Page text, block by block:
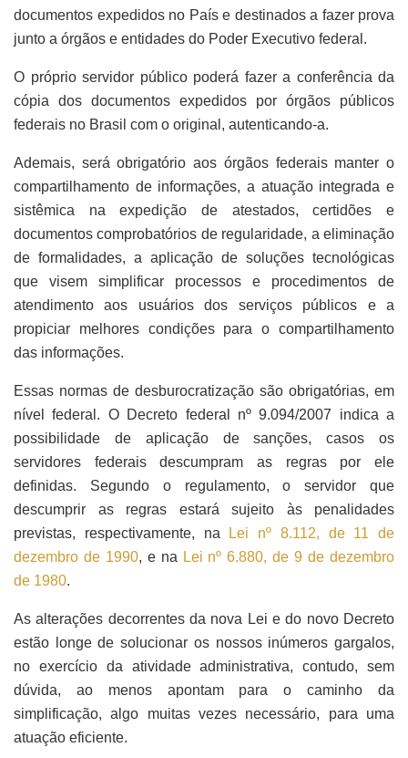
documentos expedidos no País e destinados a fazer prova
junto a órgãos e entidades do Poder Executivo federal.
O próprio servidor público poderá fazer a conferência da
cópia dos documentos expedidos por órgãos públicos
federais no Brasil com o original, autenticando-a.
Ademais, será obrigatório aos órgãos federais manter o
compartilhamento de informações, a atuação integrada e
sistêmica na expedição de atestados, certidões e
documentos comprobatórios de regularidade, a eliminação
de formalidades, a aplicação de soluções tecnológicas
que visem simplificar processos e procedimentos de
atendimento aos usuários dos serviços públicos e a
propiciar melhores condições para o compartilhamento
das informações.
Essas normas de desburocratização são obrigatórias, em
nível federal. O Decreto federal nº 9.094/2007 indica a
possibilidade de aplicação de sanções, casos os
servidores federais descumpram as regras por ele
definidas. Segundo o regulamento, o servidor que
descumprir as regras estará sujeito às penalidades
previstas, respectivamente, na
Lei nº 8.112, de 11 de
dezembro de 1990, e na Lei nº 6.880, de 9 de dezembro
de 1980.
As alterações decorrentes da nova Lei e do novo Decreto
estão longe de solucionar os nossos inúmeros gargalos,
no exercício da atividade administrativa, contudo, sem
dúvida, ao menos apontam para o caminho da
simplificação, algo muitas vezes necessário, para uma
atuação eficiente.